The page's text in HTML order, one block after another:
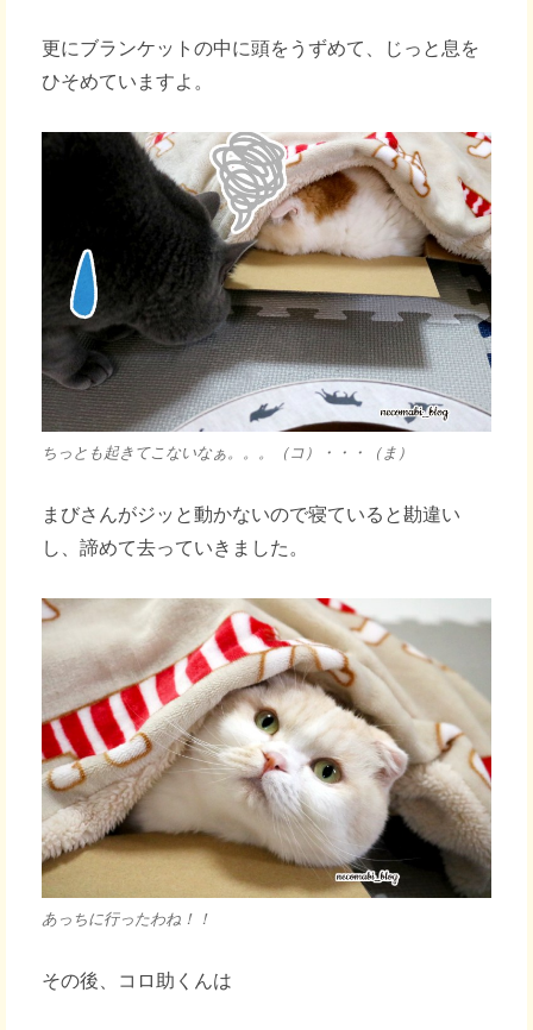
更にブランケットの中に頭をうずめて、じっと息を
ひそめていますよ。
ちっとも起きてこないなぁ。。。（コ）・・・（ま）
まびさんがジッと動かないので寝ていると勘違い
し、諦めて去っていきました。
あっちに行ったわね！！
その後、コロ助くんは